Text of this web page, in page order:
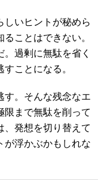
いヒントが秘めら
ことはできない。
過剰に無駄を省く
ことになる。
。そんな残念なエ
限まで無駄を削って
、発想を切り替えて
が浮かぶかもしれな